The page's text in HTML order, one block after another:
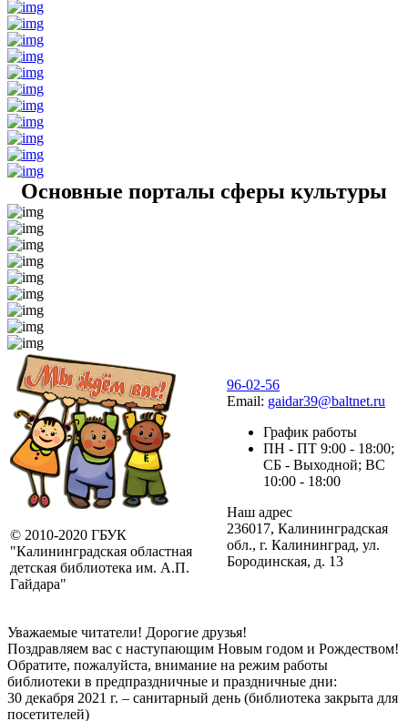
Основные порталы сферы культуры
© 2010-2020 ГБУК
"Калининградская областная
детская библиотека им. А.П.
Гайдара"
96-02-56
Email: gaidar39@baltnet.ru
График работы
ПН - ПТ 9:00 - 18:00;
СБ - Выходной; ВС
10:00 - 18:00
Наш адрес
236017, Калининградская
обл., г. Калининград, ул.
Бородинская, д. 13
Уважаемые читатели! Дорогие друзья!
Поздравляем вас с наступающим Новым годом и Рождеством!
Обратите, пожалуйста, внимание на режим работы
библиотеки в предпраздничные и праздничные дни:
30 декабря 2021 г. – санитарный день (библиотека закрыта для
посетителей)